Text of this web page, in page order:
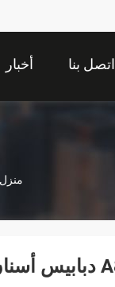
أخبار اتصل بنا
منزل